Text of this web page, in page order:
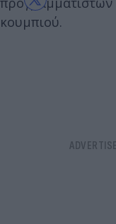
κουμπιού.